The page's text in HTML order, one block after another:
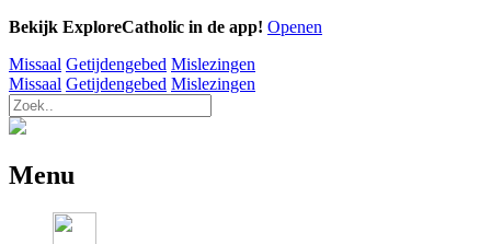
Bekijk ExploreCatholic in de app! Openen
Missaal Getijdengebed Mislezingen
Missaal Getijdengebed Mislezingen
Menu